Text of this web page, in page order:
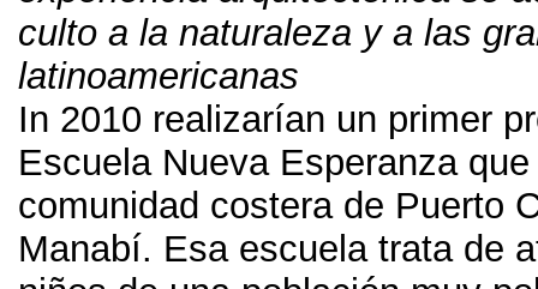
culto a la naturaleza y a las
latinoamericanas
In 2010 realizarían un primer
Escuela Nueva Esperanza
comunidad costera de Puerto
Manabí. Esa escuela trata de